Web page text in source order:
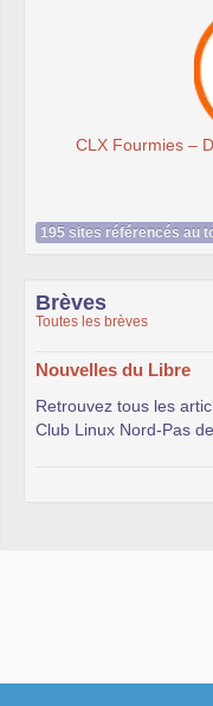
chance à ton
195 sites référencés au
Brèves
Toutes les brèves
Nouvelles du Libre
Retrouvez tous les
Club Linux Nord-Pas